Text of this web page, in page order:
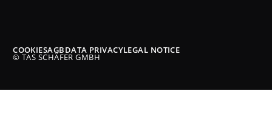
© TAS SCHÄFER GMBH
COOKIESAGBDATA PRIVACYLEGAL NOTICE